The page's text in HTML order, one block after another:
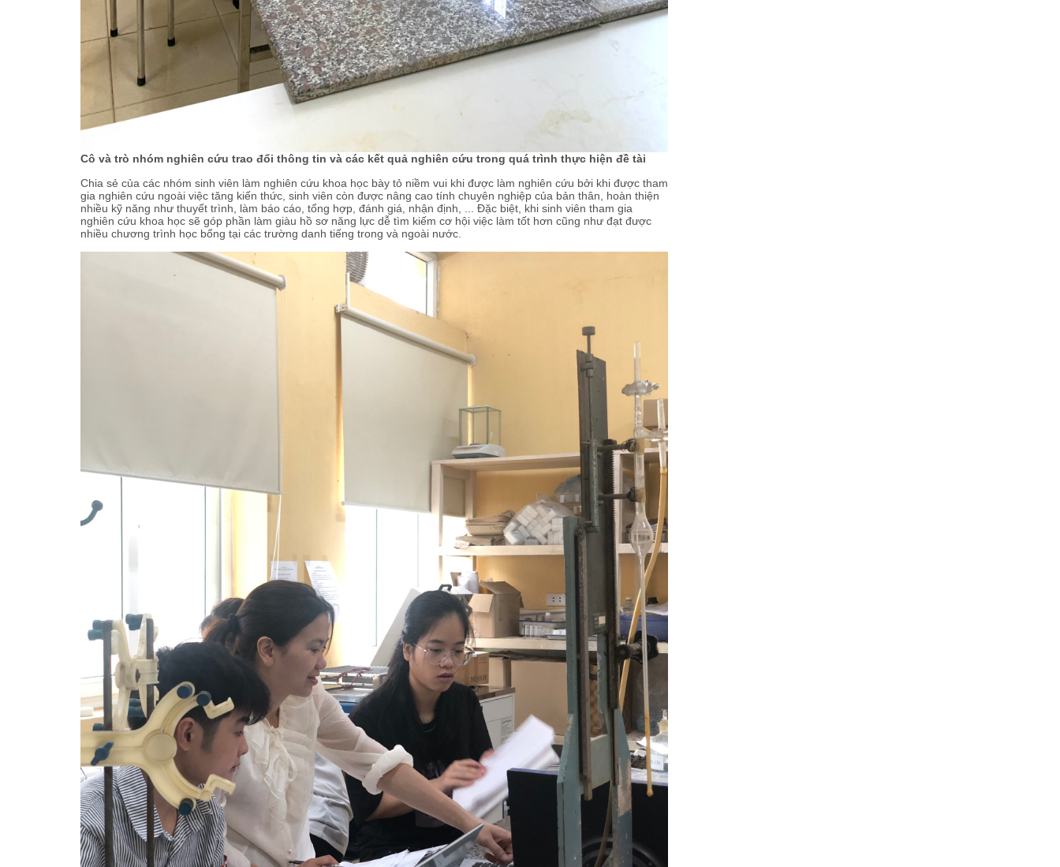
Cô và trò nhóm nghiên cứu trao đổi thông tin và các kết quả nghiên cứu trong quá trình thực hiện đề tài
Chia sẻ của các nhóm sinh viên làm nghiên cứu khoa học bày tỏ niềm vui khi được làm nghiên cứu bởi khi được tham
gia nghiên cứu ngoài việc tăng kiến thức, sinh viên còn được nâng cao tính chuyên nghiệp của bản thân, hoàn thiện
nhiều kỹ năng như thuyết trình, làm báo cáo, tổng hợp, đánh giá, nhận định, ... Đặc biệt, khi sinh viên tham gia
nghiên cứu khoa học sẽ góp phần làm giàu hồ sơ năng lực dễ tìm kiếm cơ hội việc làm tốt hơn cũng như đạt được
nhiều chương trình học bổng tại các trường danh tiếng trong và ngoài nước.